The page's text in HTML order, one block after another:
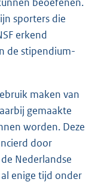
sporters die
erkend
de stipendium-
maken van
gemaakte
worden. Deze
door
Nederlandse
enige tijd onder